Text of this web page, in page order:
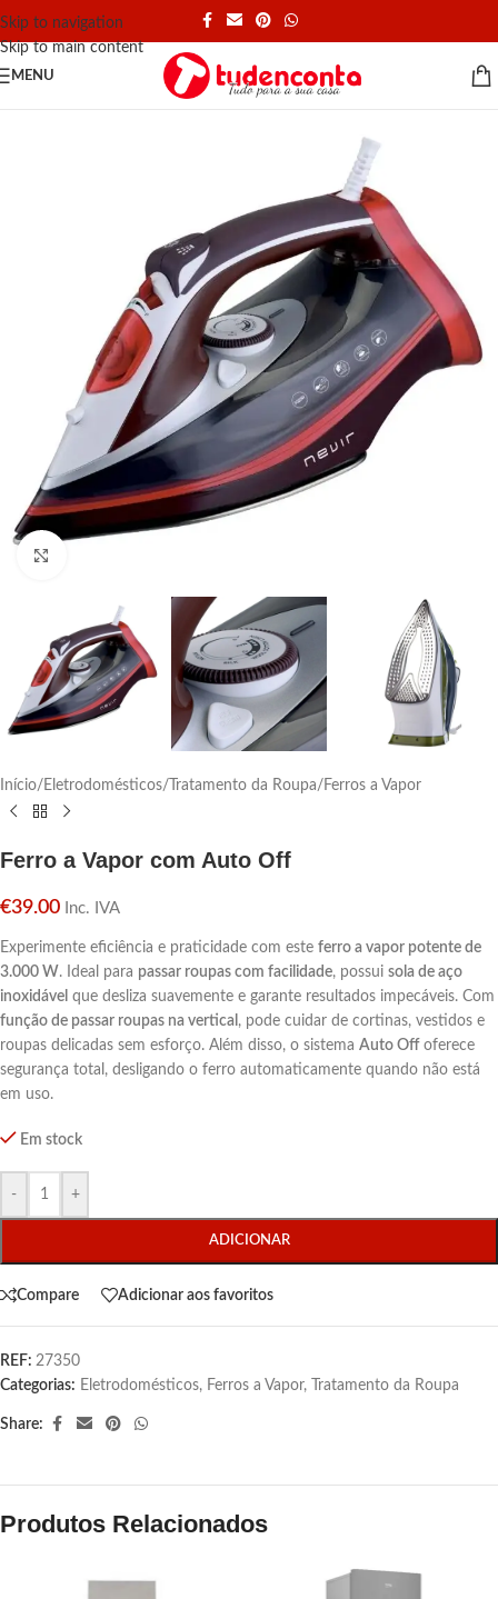
Skip to navigation
Skip to main content
MENU
Início/ Eletrodomésticos/ Tratamento da Roupa/ Ferros a Vapor
Ferro a Vapor com Auto Off
€39.00 Inc. IVA
Experimente eficiência e praticidade com este ferro a vapor potente de
3.000 W. Ideal para passar roupas com facilidade, possui sola de aço
inoxidável que desliza suavemente e garante resultados impecáveis. Com
função de passar roupas na vertical , pode cuidar de cortinas, vestidos e
roupas delicadas sem esforço. Além disso, o sistema Auto Offoferece
segurança total, desligando o ferro automaticamente quando não está
em uso.
Em stock
- +
ADICIONAR
Compare Adicionar aos favoritos
REF: 27350
Categorias: Eletrodomésticos, Ferros a Vapor, Tratamento da Roupa
Share:
Produtos Relacionados